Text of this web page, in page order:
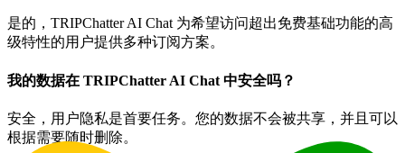
是的，TRIPChatter AI Chat 为希望访问超出免费基础功能的高
级特性的用户提供多种订阅方案。
我的数据在 TRIPChatter AI Chat 中安全吗？
安全，用户隐私是首要任务。您的数据不会被共享，并且可以
根据需要随时删除。